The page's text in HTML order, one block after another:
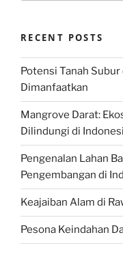
RECENT POSTS
Potensi Tanah
Dimanfaatkan
Mangrove Darat:
Dilindungi di
Pengenalan Lahan
Pengembangan di
Keajaiban Alam di
Pesona Keindahan